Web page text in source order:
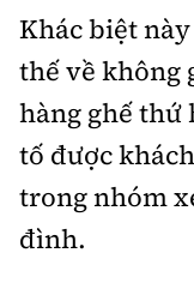
Khác biệt
thế về không
hàng ghế thứ
tố được
trong nhóm
đình.